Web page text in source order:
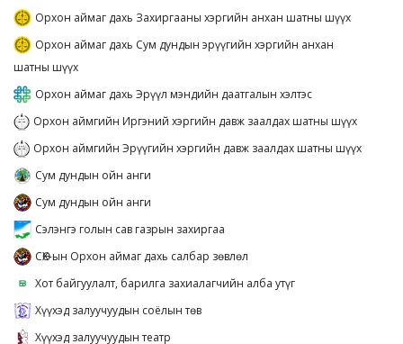
Орхон аймаг дахь Захиргааны хэргийн анхан шатны шүүх
Орхон аймаг дахь Сум дундын эрүүгийн хэргийн анхан
шатны шүүх
Орхон аймаг дахь Эрүүл мэндийн даатгалын хэлтэс
Орхон аймгийн Иргэний хэргийн давж заалдах шатны шүүх
Орхон аймгийн Эрүүгийн хэргийн давж заалдах шатны шүүх
Сум дундын ойн анги
Сум дундын ойн анги
Сэлэнгэ голын сав газрын захиргаа
СӨХ-ын Орхон аймаг дахь салбар зөвлөл
Хот байгуулалт, барилга захиалагчийн алба утүг
Хүүхэд залуучуудын соёлын төв
Хүүхэд залуучуудын театр